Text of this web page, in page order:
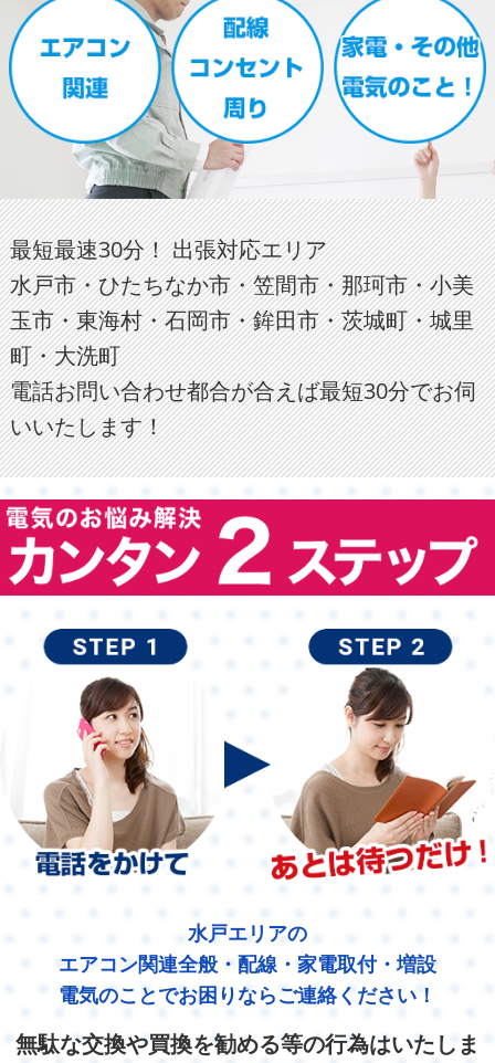
最短最速30分！ 出張対応エリア
水戸市・ひたちなか市・笠間市・那珂市・小美
玉市・東海村・石岡市・鉾田市・茨城町・城里
町・大洗町
電話お問い合わせ都合が合えば最短30分でお伺
いいたします！
水戸エリアの
エアコン関連全般・配線・家電取付・増設
電気のことでお困りならご連絡ください！
無駄な交換や買換を勧める等の行為はいたしま